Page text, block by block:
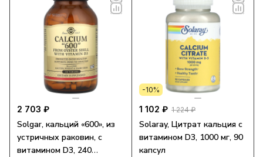
2 703 ₽
Solgar, кальций «600», из
устричных раковин, с
витамином D3, 240
-10%
1 102 ₽ 1 224 ₽
Solaray, Цитрат кальция с
витамином D3, 1000 мг, 90
капсул